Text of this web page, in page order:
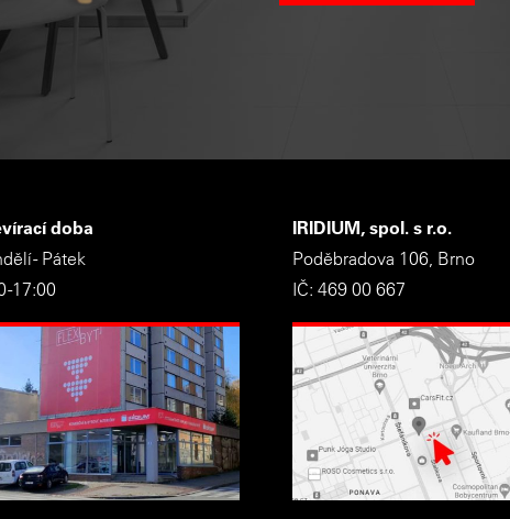
doba
- Pátek
-17:00
IRIDIUM, spol. s r.o.
Poděbradova 106, Brno
IČ: 469 00 667